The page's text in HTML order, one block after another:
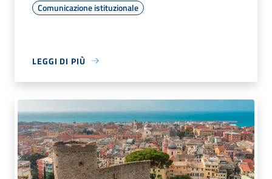
Comunicazione istituzionale
LEGGI DI PIÙ